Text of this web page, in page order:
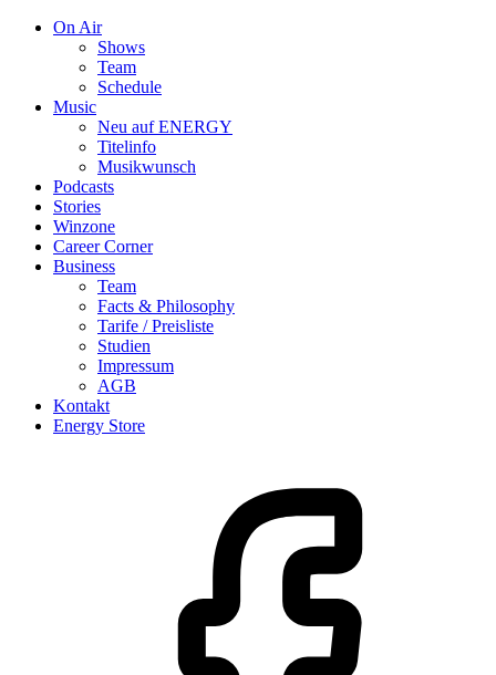
On Air
Shows
Team
Schedule
Music
Neu auf ENERGY
Titelinfo
Musikwunsch
Podcasts
Stories
Winzone
Career Corner
Business
Team
Facts & Philosophy
Tarife / Preisliste
Studien
Impressum
AGB
Kontakt
Energy Store